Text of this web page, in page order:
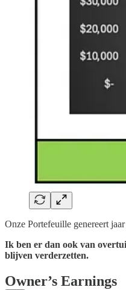
Onze Portefeuille genereert
Ik ben er dan ook van
blijven verderzetten.
Owner’s Earnings